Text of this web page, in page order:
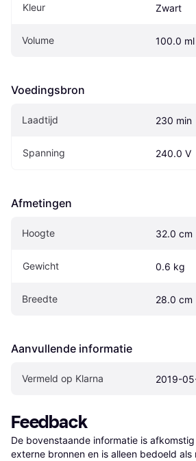
Kleur Zwart
Volume 100.0 ml
Voedingsbron
Laadtijd 230 min
Spanning 240.0 V
Afmetingen
Hoogte 32.0 cm
Gewicht 0.6 kg
Breedte 28.0 cm
Aanvullende informatie
Vermeld op Klarna 2019-
Feedback
De bovenstaande informatie is
externe bronnen en is alleen bedoeld als